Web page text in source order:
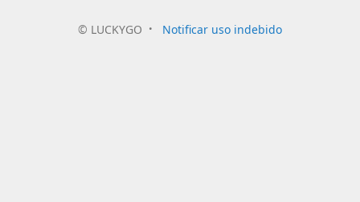
© LUCKYGO Notificar uso indebido